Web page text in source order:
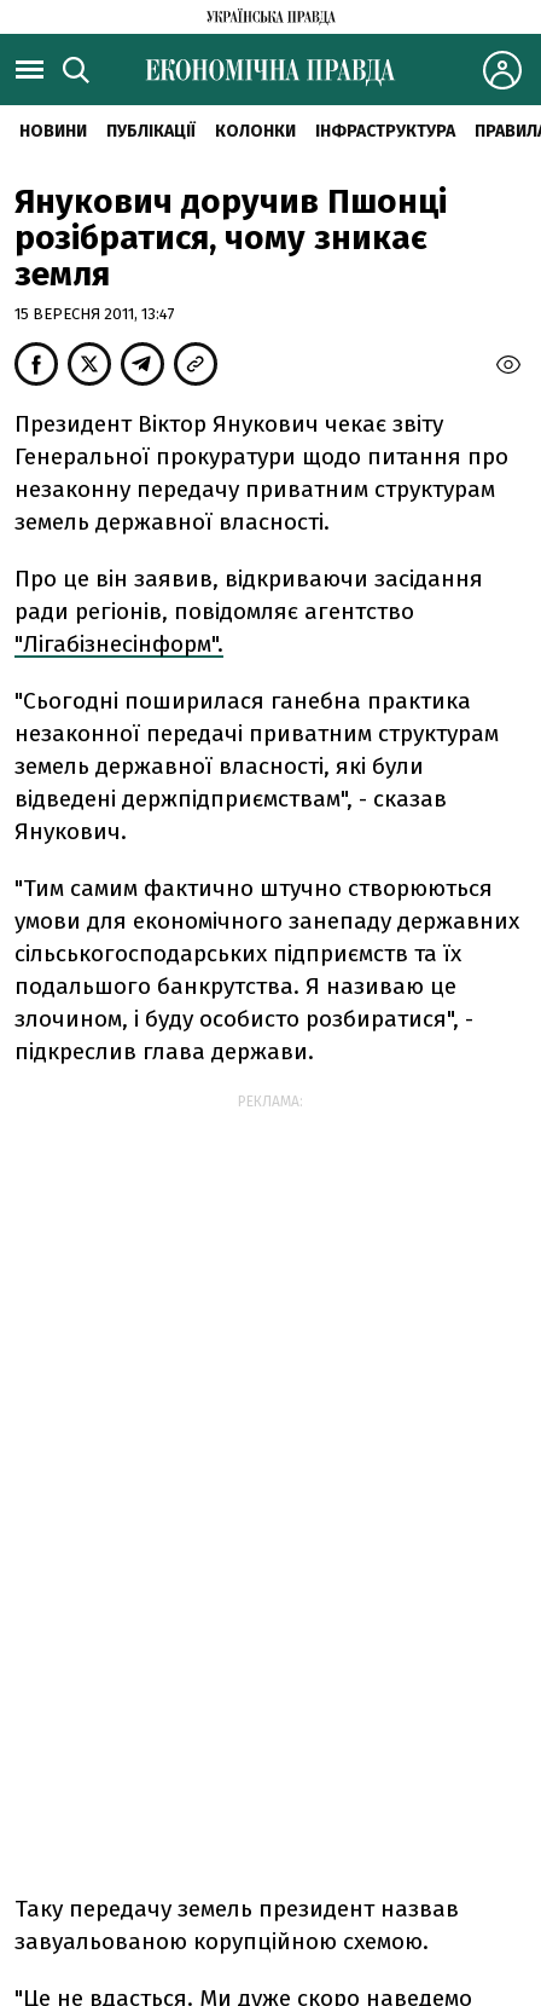
НОВИНИ ПУБЛІКАЦІЇ КОЛОНКИ ІНФРАСТРУКТУРА
Янукович доручив Пшонці
розібратися, чому зникає
земля
15 ВЕРЕСНЯ 2011, 13:47
Президент Віктор Янукович чекає звіту
Генеральної прокуратури щодо питання про
незаконну передачу приватним структурам
земель державної власності.
Про це він заявив, відкриваючи засідання
ради регіонів, повідомляє агентство
"Лігабізнесінформ".
"Сьогодні поширилася ганебна практика
незаконної передачі приватним структурам
земель державної власності, які були
відведені держпідприємствам", - сказав
Янукович.
"Тим самим фактично штучно створюються
умови для економічного занепаду державних
сільськогосподарських підприємств та їх
подальшого банкрутства. Я називаю це
злочином, і буду особисто розбиратися", -
підкреслив глава держави.
РЕКЛАМА:
Таку передачу земель президент назвав
завуальованою корупційною схемою.
"Це не вдасться. Ми дуже скоро наведемо